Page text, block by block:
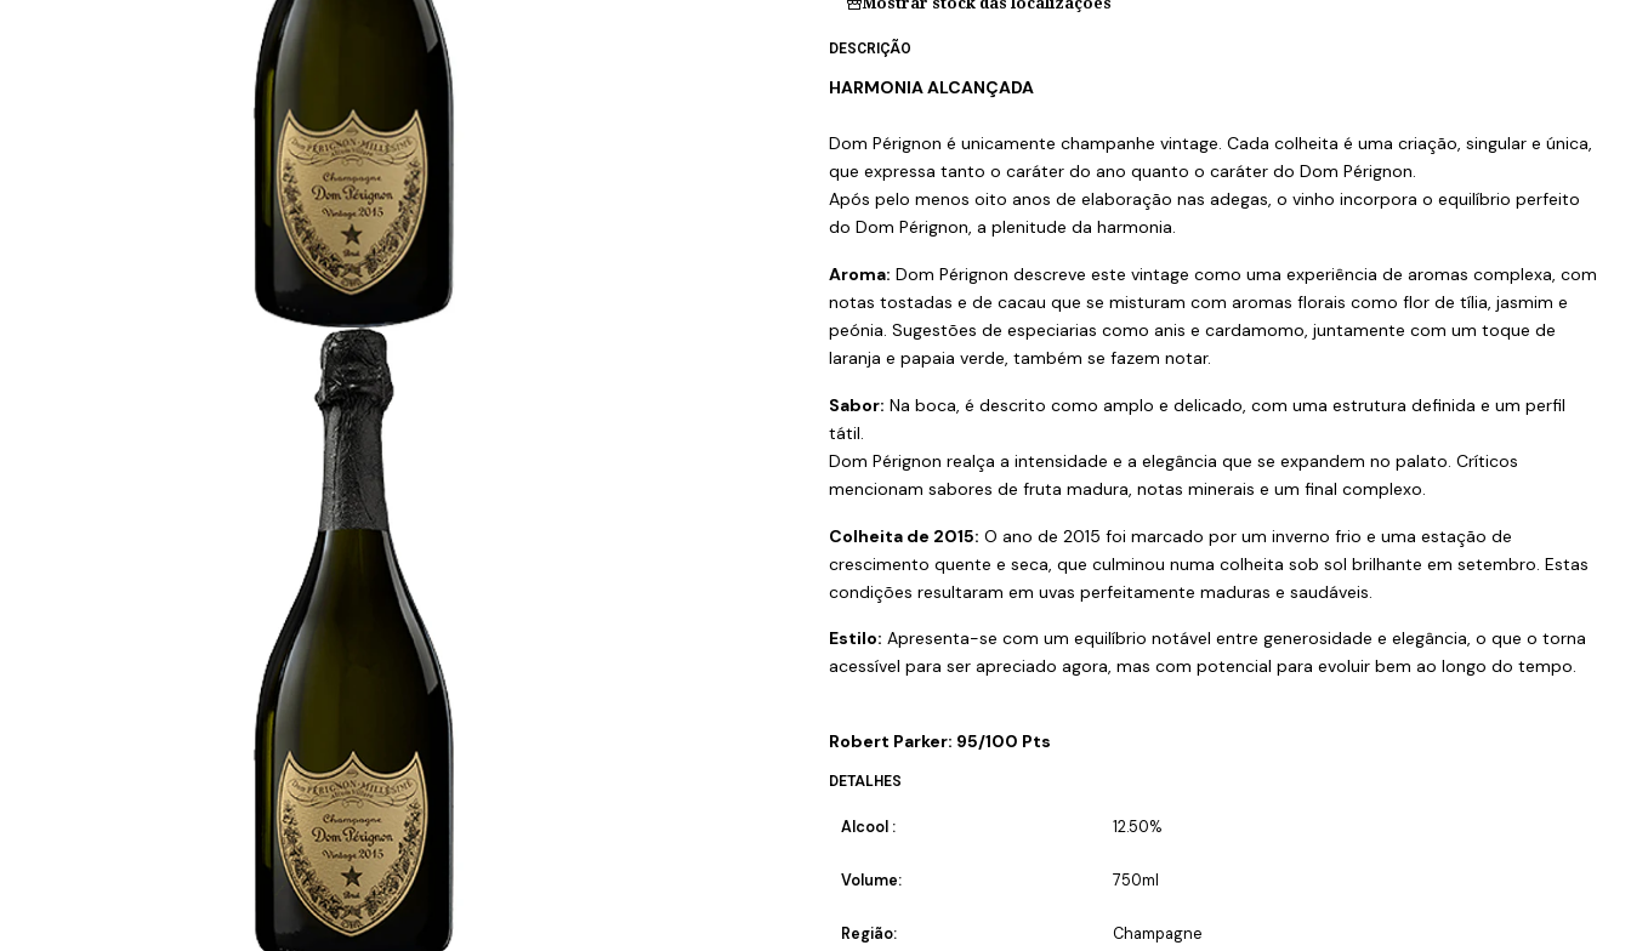
DESCRIÇÃO
HARMONIA ALCANÇADA
Dom Pérignon é unicamente champanhe vintage. Cada colheita é uma criação, singular e única,
que expressa tanto o caráter do ano quanto o caráter do Dom Pérignon.
Após pelo menos oito anos de elaboração nas adegas, o vinho incorpora o equilíbrio perfeito
do Dom Pérignon, a plenitude da harmonia.
Aroma: Dom Pérignon descreve este vintage como uma experiência de aromas complexa, com
notas tostadas e de cacau que se misturam com aromas florais como flor de tília, jasmim e
peónia. Sugestões de especiarias como anis e cardamomo, juntamente com um toque de
laranja e papaia verde, também se fazem notar.
Sabor: Na boca, é descrito como amplo e delicado, com uma estrutura definida e um perfil
tátil.
Dom Pérignon realça a intensidade e a elegância que se expandem no palato. Críticos
mencionam sabores de fruta madura, notas minerais e um final complexo.
Colheita de 2015: O ano de 2015 foi marcado por um inverno frio e uma estação de
crescimento quente e seca, que culminou numa colheita sob sol brilhante em setembro. Estas
condições resultaram em uvas perfeitamente maduras e saudáveis.
Estilo: Apresenta-se com um equilíbrio notável entre generosidade e elegância, o que o torna
acessível para ser apreciado agora, mas com potencial para evoluir bem ao longo do tempo.
Robert Parker: 95/100 Pts
DETALHES
Alcool : 12.50%
Volume: 750ml
Região: Champagne